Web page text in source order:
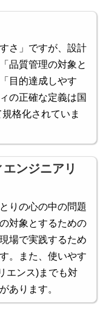
さ」ですが、設計
品質管理の対象と
目的達成しやす
の正確な定義は国
格化されていま
ンジニアリ
りの心の中の問題
対象とするための
場で実践するため
。また、使いやす
エンス)までも対
あります。